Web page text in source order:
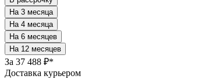
За 37 488 ₽*
Доставка курьером